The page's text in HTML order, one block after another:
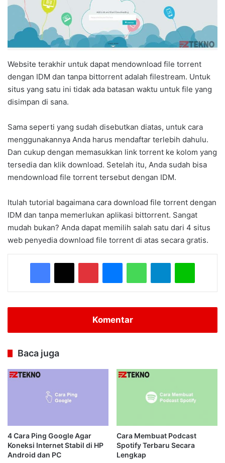
Website terakhir untuk dapat mendownload file torrent
dengan IDM dan tanpa bittorrent adalah filestream. Untuk
situs yang satu ini tidak ada batasan waktu untuk file yang
disimpan di sana.
Sama seperti yang sudah disebutkan diatas, untuk cara
menggunakannya Anda harus mendaftar terlebih dahulu.
Dan cukup dengan memasukkan link torrent ke kolom yang
tersedia dan klik download. Setelah itu, Anda sudah bisa
mendownload file torrent tersebut dengan IDM.
Itulah tutorial bagaimana cara download file torrent dengan
IDM dan tanpa memerlukan aplikasi bittorrent. Sangat
mudah bukan? Anda dapat memilih salah satu dari 4 situs
web penyedia download file torrent di atas secara gratis.
Facebook
X PinterestMessengerWhatsAppTelegramLine
Komentar
Baca juga
4 Cara Ping Google Agar
Koneksi Internet Stabil di HP
Android dan PC
Cara Membuat Podcast
Spotify Terbaru Secara
Lengkap